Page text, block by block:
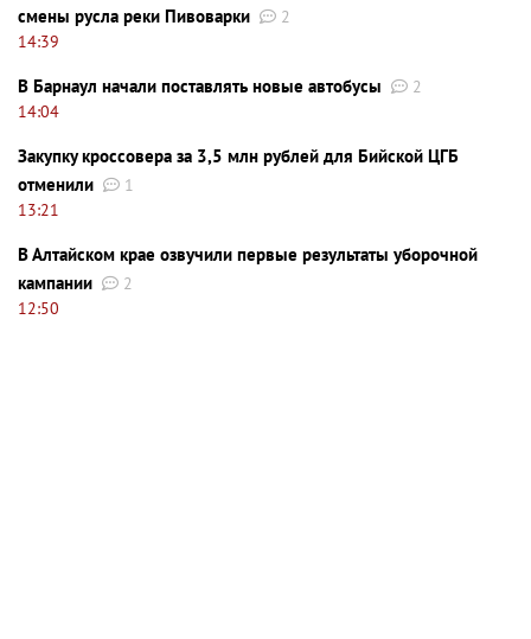
смены русла реки Пивоварки
2
14:39
В Барнаул начали поставлять новые автобусы
2
14:04
Закупку кроссовера за 3,5 млн рублей для Бийской ЦГБ
отменили
1
13:21
В Алтайском крае озвучили первые результаты уборочной
кампании
2
12:50